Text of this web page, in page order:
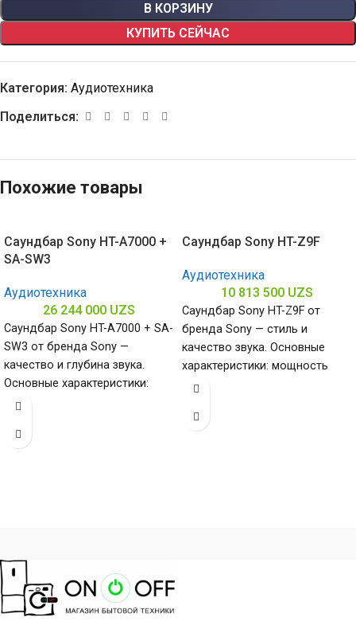
В КОРЗИНУ
КУПИТЬ СЕЙЧАС
Категория: Аудиотехника
Поделиться:
Похожие товары
Саундбар Sony HT-A7000 +
SA-SW3
Аудиотехника
26 244 000 UZS
Саундбар Sony HT-A7000 + SA-
SW3 от бренда Sony —
качество и глубина звука.
Основные характеристики:
мощность звука — 700 Вт,
Саундбар Sony HT-Z9F
Аудиотехника
10 813 500 UZS
Саундбар Sony HT-Z9F от
бренда Sony — стиль и
качество звука. Основные
характеристики: мощность
звука — 400 Вт, тип сабвуфера